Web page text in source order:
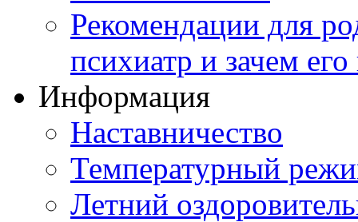
Рекомендации для
психиатр и зачем
Информация
Наставничество
Температурный
Летний